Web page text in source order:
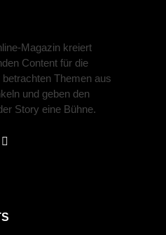
Magazin kreiert
Content für die
Themen aus
und geben den
Story eine Bühne.